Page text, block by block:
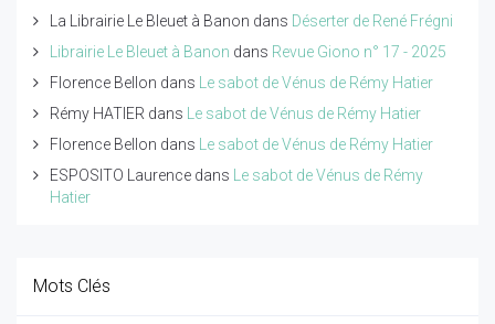
La Librairie Le Bleuet à Banon dans Déserter de René Frégni
Librairie Le Bleuet à Banon dans Revue Giono n° 17 - 2025
Florence Bellon dans
Le sabot de Vénus de Rémy Hatier
Rémy HATIER dans
Le sabot de Vénus de Rémy Hatier
Florence Bellon dans
Le sabot de Vénus de Rémy Hatier
ESPOSITO Laurence dans
Le sabot de Vénus de Rémy
Hatier
Mots Clés